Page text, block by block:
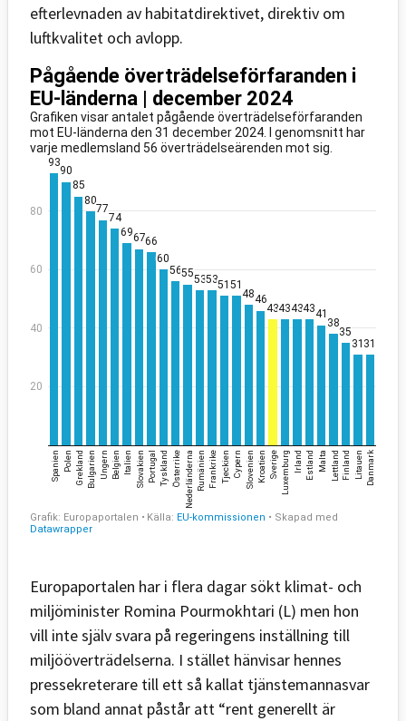
efterlevnaden av habitatdirektivet, direktiv om
luftkvalitet och avlopp.
Europaportalen har i flera dagar sökt klimat- och
miljöminister Romina Pourmokhtari (L) men hon
vill inte själv svara på regeringens inställning till
miljööverträdelserna. I stället hänvisar hennes
pressekreterare till ett så kallat tjänstemannasvar
som bland annat påstår att “rent generellt är